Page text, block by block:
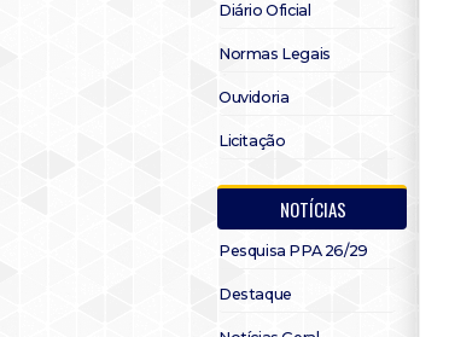
Diário Oficial
Normas Legais
Ouvidoria
Licitação
NOTÍCIAS
Pesquisa PPA 26/29
Destaque